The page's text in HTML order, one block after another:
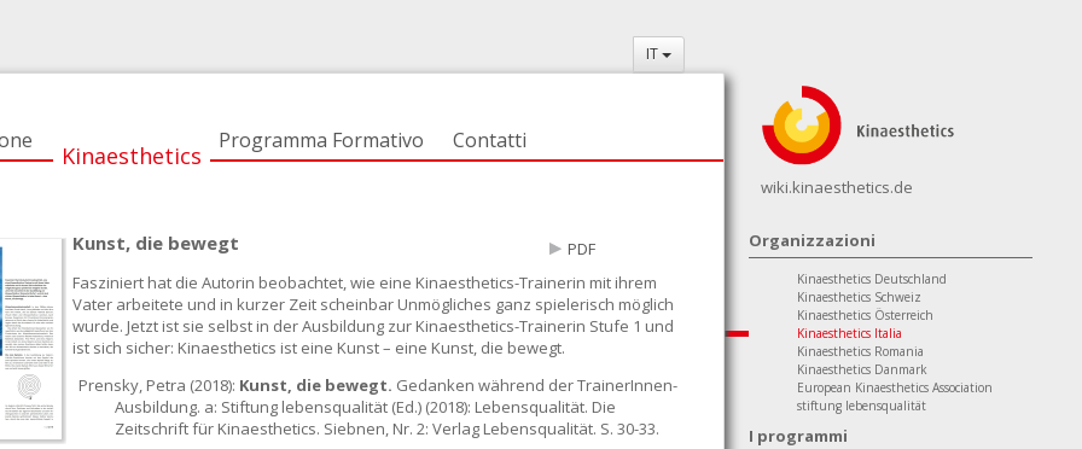
IT
Kinaesthetics
Programma Formativo Contatti
Kunst, die bewegt
PDF
Fasziniert hat die Autorin beobachtet, wie eine Kinaesthetics-Trainerin mit ihrem
Vater arbeitete und in kurzer Zeit scheinbar Unmögliches ganz spielerisch möglich
wurde. Jetzt ist sie selbst in der Ausbildung zur Kinaesthetics-Trainerin Stufe 1 und
ist sich sicher: Kinaesthetics ist eine Kunst – eine Kunst, die bewegt.
Prensky, Petra (2018): Kunst, die bewegt. Gedanken während der TrainerInnen-
Ausbildung. a: Stiftung lebensqualität (Ed.) (2018): Lebensqualität. Die
Zeitschrift für Kinaesthetics. Siebnen, Nr. 2: Verlag Lebensqualität. S. 30-33.
wiki.kinaesthetics.de
Organizzazioni
Kinaesthetics Deutschland
Kinaesthetics Schweiz
Kinaesthetics Österreich
Kinaesthetics Italia
Kinaesthetics Romania
Kinaesthetics Danmark
European Kinaesthetics Association
stiftung lebensqualität
I programmi